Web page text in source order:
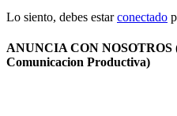
Lo siento, debes estarconectado
ANUNCIA CON NOSOTROS
Comunicacion Productiva)